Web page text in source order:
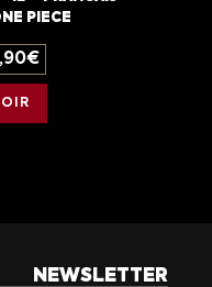
PIECE
€
NEWSLETTER